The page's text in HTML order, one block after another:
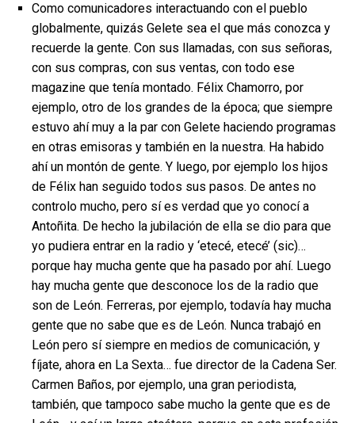
Como comunicadores interactuando con el pueblo
globalmente, quizás Gelete sea el que más conozca y
recuerde la gente. Con sus llamadas, con sus señoras,
con sus compras, con sus ventas, con todo ese
magazine que tenía montado. Félix Chamorro, por
ejemplo, otro de los grandes de la época; que siempre
estuvo ahí muy a la par con Gelete haciendo programas
en otras emisoras y también en la nuestra. Ha habido
ahí un montón de gente. Y luego, por ejemplo los hijos
de Félix han seguido todos sus pasos. De antes no
controlo mucho, pero sí es verdad que yo conocí a
Antoñita. De hecho la jubilación de ella se dio para que
yo pudiera entrar en la radio y ‘etecé, etecé’ (sic)…
porque hay mucha gente que ha pasado por ahí. Luego
hay mucha gente que desconoce los de la radio que
son de León. Ferreras, por ejemplo, todavía hay mucha
gente que no sabe que es de León. Nunca trabajó en
León pero sí siempre en medios de comunicación, y
fíjate, ahora en La Sexta… fue director de la Cadena Ser.
Carmen Baños, por ejemplo, una gran periodista,
también, que tampoco sabe mucho la gente que es de